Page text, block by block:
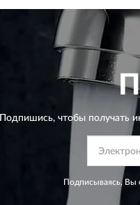
Подпишись, чтобы получать
Подписываясь, Вы